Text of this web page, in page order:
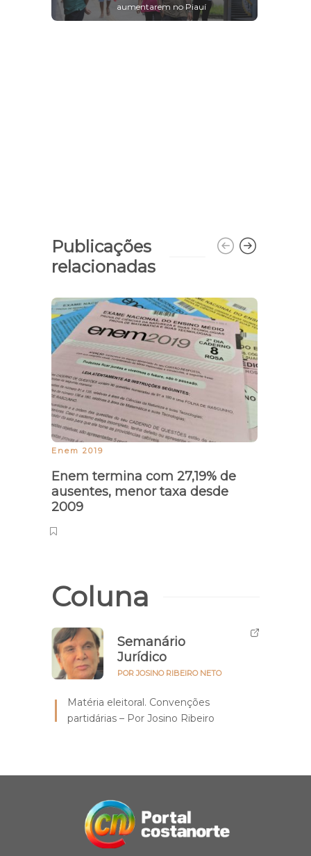
Sesapi reforça medidas de
segurança após casos de óbitos
Publicações
relacionadas
Enem 2019
Enem termina com 27,19% de
2009
Coluna
Semanário
POR JOSINO RIBEIRO NETO